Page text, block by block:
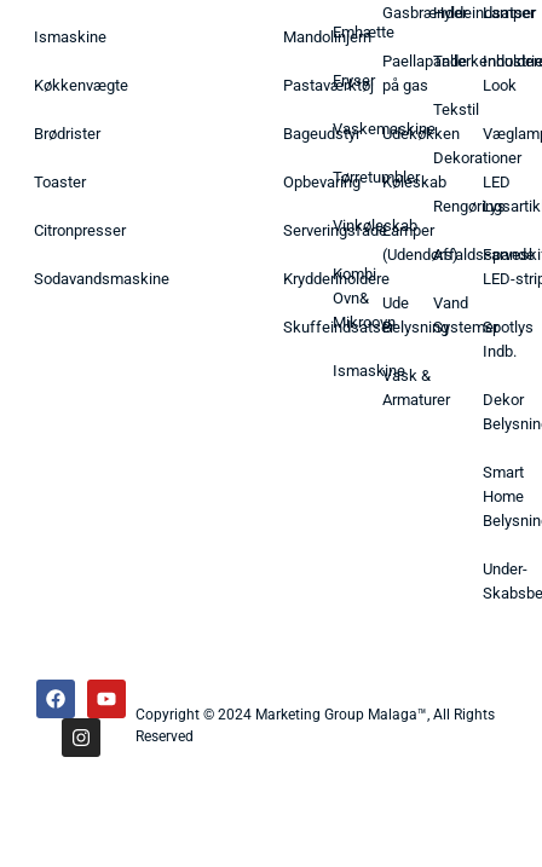
Ismaskine
Køkkenvægte
Brødrister
Toaster
Citronpresser
Sodavandsmaskine
Mandolinjern
Pastaværktøj
Bageudstyr
Opbevaring
Serveringsfade
Krydderiholdere
Skuffeindsatser
Emhætte
Fryser
Vaskemaskine
Tørretumbler
Vinkøleskab
Kombi
Ovn&
Mikroovn
Ismaskine
Gasbrænder
Paellapande
på gas
Udekøkken
Køleskab
Lamper
(Udendørs)
Ude
Belysning
Vask &
Armaturer
Hyldeindsatser
Tekstil
Dekorationer
Affaldsspande
Vand
Systemer
Lamper
Look
LED
Lys
LED-
Spotlys
Indb.
Dekor
Smart
Home
Under-
Copyright © 2024 Marketing Group Malaga™, All Rights
Reserved